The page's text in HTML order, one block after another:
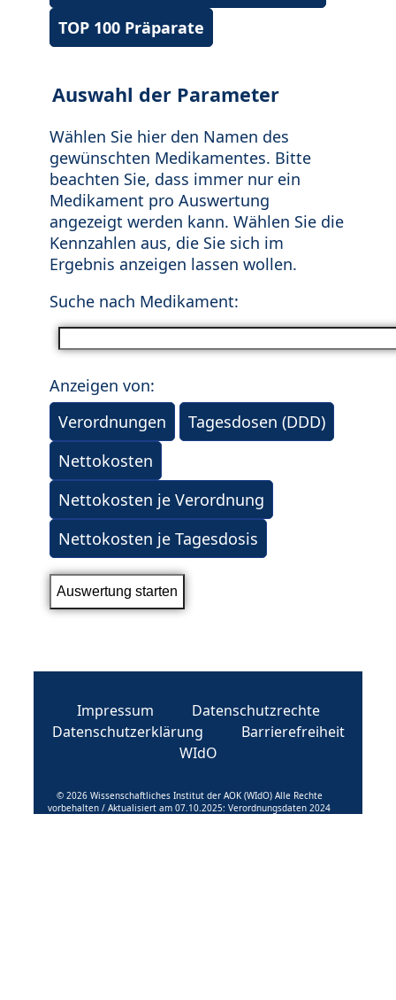
TOP 100 Präparate
Auswahl der Parameter
Wählen Sie hier den Namen des
gewünschten Medikamentes. Bitte
beachten Sie, dass immer nur ein
Medikament pro Auswertung
angezeigt werden kann. Wählen Sie die
Kennzahlen aus, die Sie sich im
Ergebnis anzeigen lassen wollen.
Suche nach Medikament:
Anzeigen von:
Verordnungen
Tagesdosen (DDD)
Nettokosten
Nettokosten je Verordnung
Nettokosten je Tagesdosis
Impressum
Datenschutzrechte
Datenschutzerklärung
Barrierefreiheit
WIdO
© 2026 Wissenschaftliches Institut der AOK (WIdO) Alle Rechte
vorbehalten / Aktualisiert am 07.10.2025: Verordnungsdaten 2024